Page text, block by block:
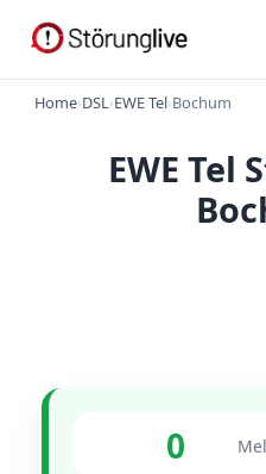
Home›DSL›EWE Tel›Bochum
EWE Tel
0